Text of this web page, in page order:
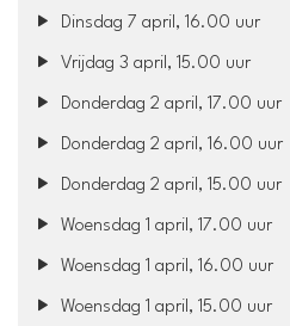
Dinsdag 7 april, 16.00 uur
Vrijdag 3 april, 15.00 uur
Donderdag 2 april, 17.00 uur
Donderdag 2 april, 16.00 uur
Donderdag 2 april, 15.00 uur
Woensdag 1 april, 17.00 uur
Woensdag 1 april, 16.00 uur
Woensdag 1 april, 15.00 uur